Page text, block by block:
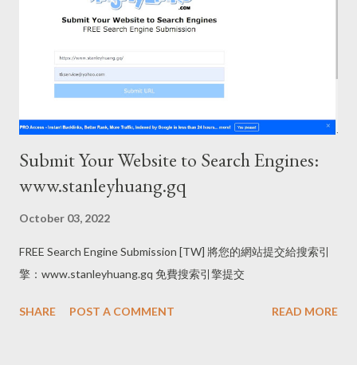
Submit Your Website to Search Engines:
www.stanleyhuang.gq
October 03, 2022
FREE Search Engine Submission [TW] 將您的網站提交給搜索引
擎：www.stanleyhuang.gq 免費搜索引擎提交
SHARE POST A COMMENT READ MORE